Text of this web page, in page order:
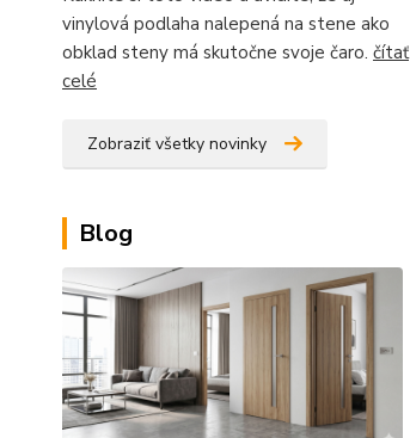
vinylová podlaha nalepená na stene ako
obklad steny má skutočne svoje čaro. čítať
celé
Zobraziť všetky novinky
Blog